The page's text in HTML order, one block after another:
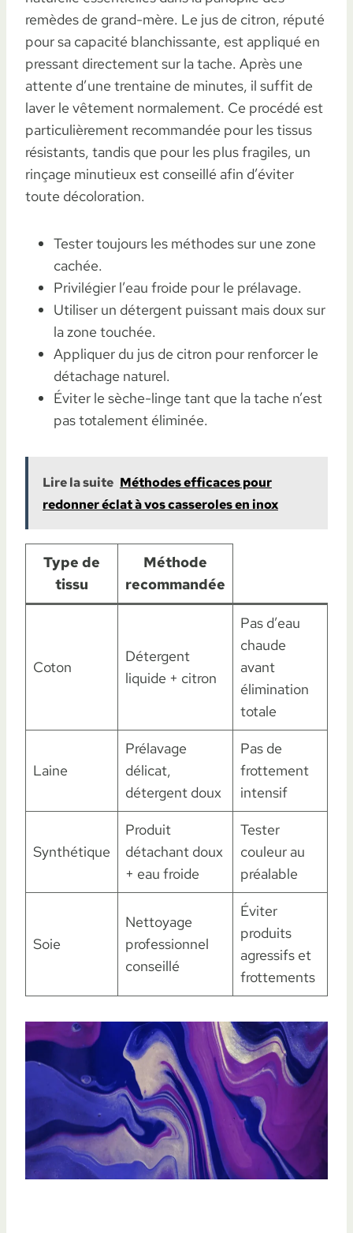
remèdes de grand-mère. Le jus de citron, réputé
pour sa capacité blanchissante, est appliqué en
pressant directement sur la tache. Après une
attente d’une trentaine de minutes, il suffit de
laver le vêtement normalement. Ce procédé est
particulièrement recommandée pour les tissus
résistants, tandis que pour les plus fragiles, un
rinçage minutieux est conseillé afin d’éviter
toute décoloration.
Tester toujours les méthodes sur une zone
cachée.
Privilégier l’eau froide pour le prélavage.
Utiliser un détergent puissant mais doux sur
la zone touchée.
Appliquer du jus de citron pour renforcer le
détachage naturel.
Éviter le sèche-linge tant que la tache n’est
pas totalement éliminée.
Lire la suite Méthodes efficaces pour
redonner éclat à vos casseroles en inox
Type de
tissu
Méthode
recommandée
Coton
Détergent
liquide + citron
Pas d’eau
chaude
avant
élimination
totale
Laine
Prélavage
délicat,
détergent doux
Pas de
frottement
intensif
Synthétique
Produit
détachant doux
+ eau froide
Tester
couleur au
préalable
Soie
Nettoyage
professionnel
conseillé
Éviter
produits
agressifs et
frottements